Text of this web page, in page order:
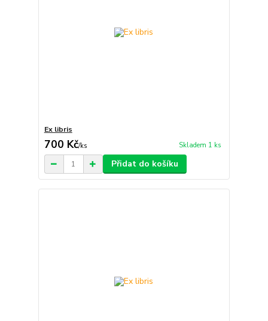
Ex libris
700 Kč/ks Skladem 1 ks
Přidat do košíku